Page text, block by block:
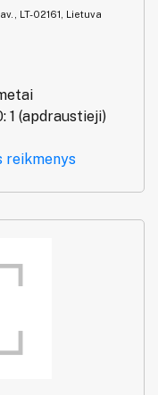
LT-02161, Lietuva
1 (apdraustieji)
reikmenys